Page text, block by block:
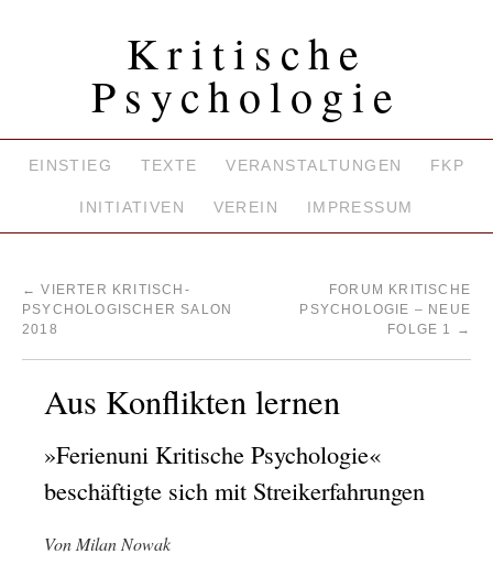
Kritische
Psychologie
EINSTIEG TEXTE VERANSTALTUNGEN FKP
INITIATIVEN VEREIN IMPRESSUM
← VIERTER KRITISCH-
PSYCHOLOGISCHER SALON
2018
FORUM KRITISCHE
PSYCHOLOGIE – NEUE
FOLGE 1
→
Aus Konflikten lernen
»Ferienuni Kritische Psychologie«
beschäftigte sich mit Streikerfahrungen
Von Milan Nowak